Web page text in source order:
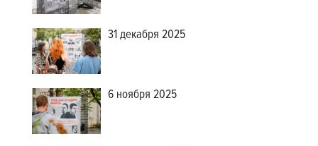
31 декабря 2025
6 ноября 2025